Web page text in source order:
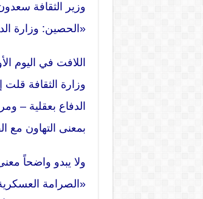
وزير الثقافة
«الحصين: وزارة
اللافت في اليوم
وزارة الثقافة قلت
الدفاع بعقلية –
بمعنى التهاون مع
ولا يبدو واضحاً
«الصرامة